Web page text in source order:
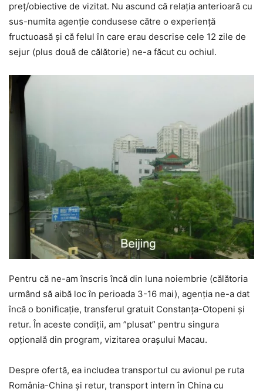
preț/obiective de vizitat. Nu ascund că relația anterioară cu
sus-numita agenție condusese către o experiență
fructuoasă și că felul în care erau descrise cele 12 zile de
sejur (plus două de călătorie) ne-a făcut cu ochiul.
Pentru că ne-am înscris încă din luna noiembrie (călătoria
urmând să aibă loc în perioada 3-16 mai), agenția ne-a dat
încă o bonificație, transferul gratuit Constanța-Otopeni și
retur. În aceste condiții, am ”plusat” pentru singura
opțională din program, vizitarea orașului Macau.
Despre ofertă, ea includea transportul cu avionul pe ruta
România-China și retur, transport intern în China cu